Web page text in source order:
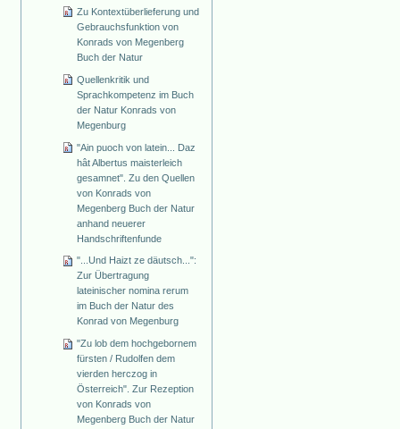
Zu Kontextüberlieferung und
Gebrauchsfunktion von
Konrads von Megenberg
Buch der Natur
Quellenkritik und
Sprachkompetenz im Buch
der Natur Konrads von
Megenburg
"Ain puoch von latein... Daz
hât Albertus maisterleich
gesamnet". Zu den Quellen
von Konrads von
Megenberg Buch der Natur
anhand neuerer
Handschriftenfunde
"...Und Haizt ze däutsch...":
Zur Übertragung
lateinischer nomina rerum
im Buch der Natur des
Konrad von Megenburg
"Zu lob dem hochgebornem
fürsten / Rudolfen dem
vierden herczog in
Österreich". Zur Rezeption
von Konrads von
Megenberg Buch der Natur